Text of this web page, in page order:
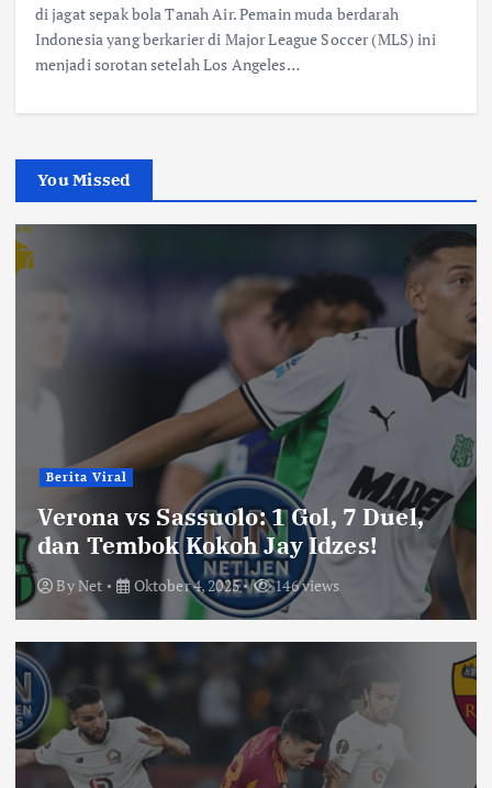
di jagat sepak bola Tanah Air. Pemain muda berdarah
Indonesia yang berkarier di Major League Soccer (MLS) ini
menjadi sorotan setelah Los Angeles…
You Missed
Berita Viral
Verona vs Sassuolo: 1 Gol, 7 Duel,
dan Tembok Kokoh Jay Idzes!
ByNet Oktober 4, 2025 146 views